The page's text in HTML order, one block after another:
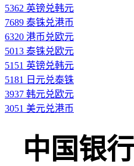
5362 英镑兑韩元
7689 泰铢兑港币
6320 港币兑欧元
5013 泰铢兑欧元
5151 英镑兑韩元
5181 日元兑泰铢
3937 韩元兑欧元
3051 美元兑港币
中国银